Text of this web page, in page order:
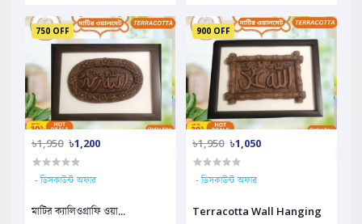
৳1,950
750 OFF
৳1,200
- ডিসকাউন্ট অফার
মাটির ক্যালিওগ্রাফি ওয়া...
৳1,950
900 OFF
৳1,050
- ডিসকাউন্ট অফার
Terracotta Wall Hanging